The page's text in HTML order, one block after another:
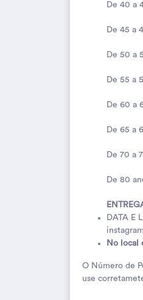
De 40 a
De 45 a
De 50 a
De 55 a
De 60 a
De 65 a
De 70 a
De 80
DATA E
No local
O Número de
use